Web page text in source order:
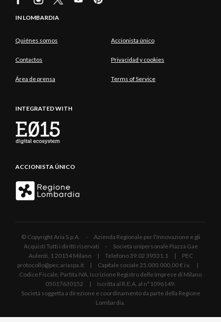
IN LOMBARDIA
Quiénes somos Accionista único
Contactos Privacidad y cookies
Área de prensa Terms of Service
INTEGRATED WITH
ACCIONISTA ÚNICO
© Copyright Aria S.p.A. - Azienda Regionale per l'Innovazione e gli
Acquisti Tutti i diritti riservati - Società unipersonale Piazza Gae
Aulenti, 1 20154 Milano | Telefono 39.02 39331.1 | PEC
protocollo@pec.ariaspa.it | Capitale sociale 25.000.000,00 € i.v. |
Codice Fiscale, Partita IVA, Iscrizione Registro delle Imprese di Milano
05017630152 | Iscritta al R.E.A. al n°1096149.
Società soggetta a direzione e coordinamento da parte della Regione
Lombardia.